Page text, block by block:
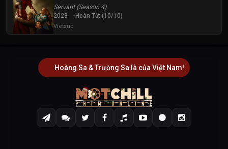
Tập
61
Tập
65
Tập
66
Tập
Tập
68
Tập
Tập
Servant (Season 4)
2023 Hoàn Tất (10/10)
Vietsub
Hoàng Sa & Trường Sa là của Việt Nam!